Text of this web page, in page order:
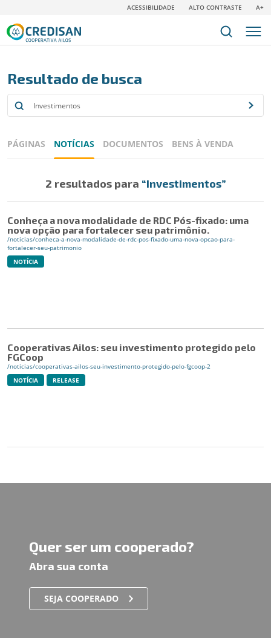
ACESSIBILIDADE ALTO CONTRASTE A+
Resultado de busca
PÁGINAS NOTÍCIAS DOCUMENTOS BENS À VENDA
2 resultados para “Investimentos”
Conheça a nova modalidade de RDC Pós-fixado: uma
nova opção para fortalecer seu patrimônio.
/noticias/conheca-a-nova-modalidade-de-rdc-pos-fixado-uma-nova-opcao-para-
fortalecer-seu-patrimonio
NOTÍCIA
Cooperativas Ailos: seu investimento protegido pelo
FGCoop
/noticias/cooperativas-ailos-seu-investimento-protegido-pelo-fgcoop-2
NOTÍCIA
RELEASE
Quer ser um cooperado?
Abra sua conta
SEJA COOPERADO